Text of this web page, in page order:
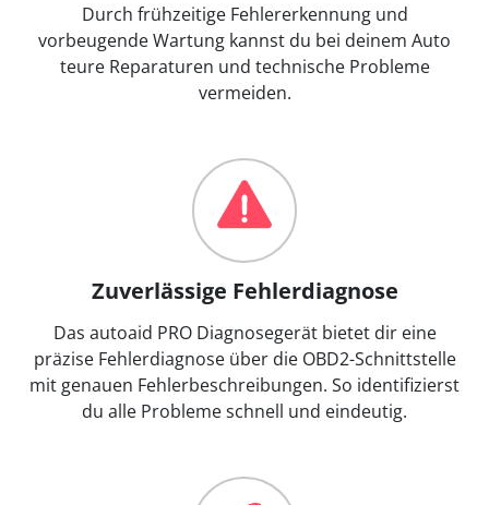
Durch frühzeitige Fehlererkennung und
vorbeugende Wartung kannst du bei deinem Auto
teure Reparaturen und technische Probleme
vermeiden.
Zuverlässige Fehlerdiagnose
Das autoaid PRO Diagnosegerät bietet dir eine
präzise Fehlerdiagnose über die OBD2-Schnittstelle
mit genauen Fehlerbeschreibungen. So identifizierst
du alle Probleme schnell und eindeutig.